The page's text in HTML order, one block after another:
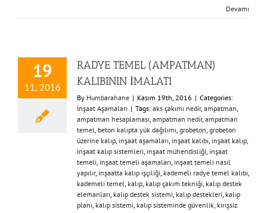
Devamı
19
11, 2016
RADYE TEMEL (AMPATMAN)
KALIBININ İMALATI
By Humbarahane | Kasım 19th, 2016 | Categories:
İnşaat Aşamaları | Tags: aks çakımı nedir, ampatman,
ampatman hesaplaması, ampatman nedir, ampatman
temel, beton kalıpta yük dağılımı, grobeton, grobeton
üzerine kalıp, inşaat aşamaları, inşaat kalıbı, inşaat kalıp,
inşaat kalıp sistemleri, inşaat mühendisliği, inşaat
temeli, inşaat temeli aşamaları, inşaat temeli nasıl
yapılır, inşaatta kalıp işçiliği, kademeli radye temel kalıbı,
kademeli temel, kalıp, kalıp çakım tekniği, kalıp destek
elemanları, kalıp destek sistemi, kalıp destekleri, kalıp
planı, kalıp sistemi, kalıp sisteminde güvenlik, kirişsiz